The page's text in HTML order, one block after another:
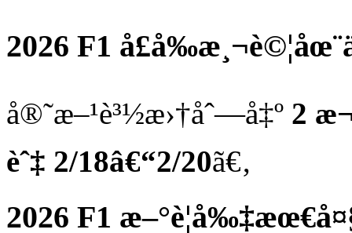
2026 F1
å®˜æ–¹è³½æ›†åˆ—å‡º 2
èˆ‡ 2/18â€“2/20ã€‚
2026 F1